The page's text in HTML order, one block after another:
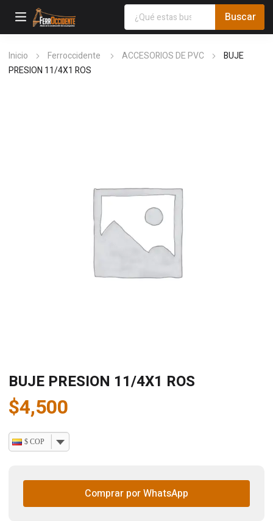
Inicio Ferroccidente ACCESORIOS DE PVC
BUJE
PRESION 11/4X1 ROS
BUJE PRESION 11/4X1 ROS
$4,500
$ COP
Comprar por WhatsApp